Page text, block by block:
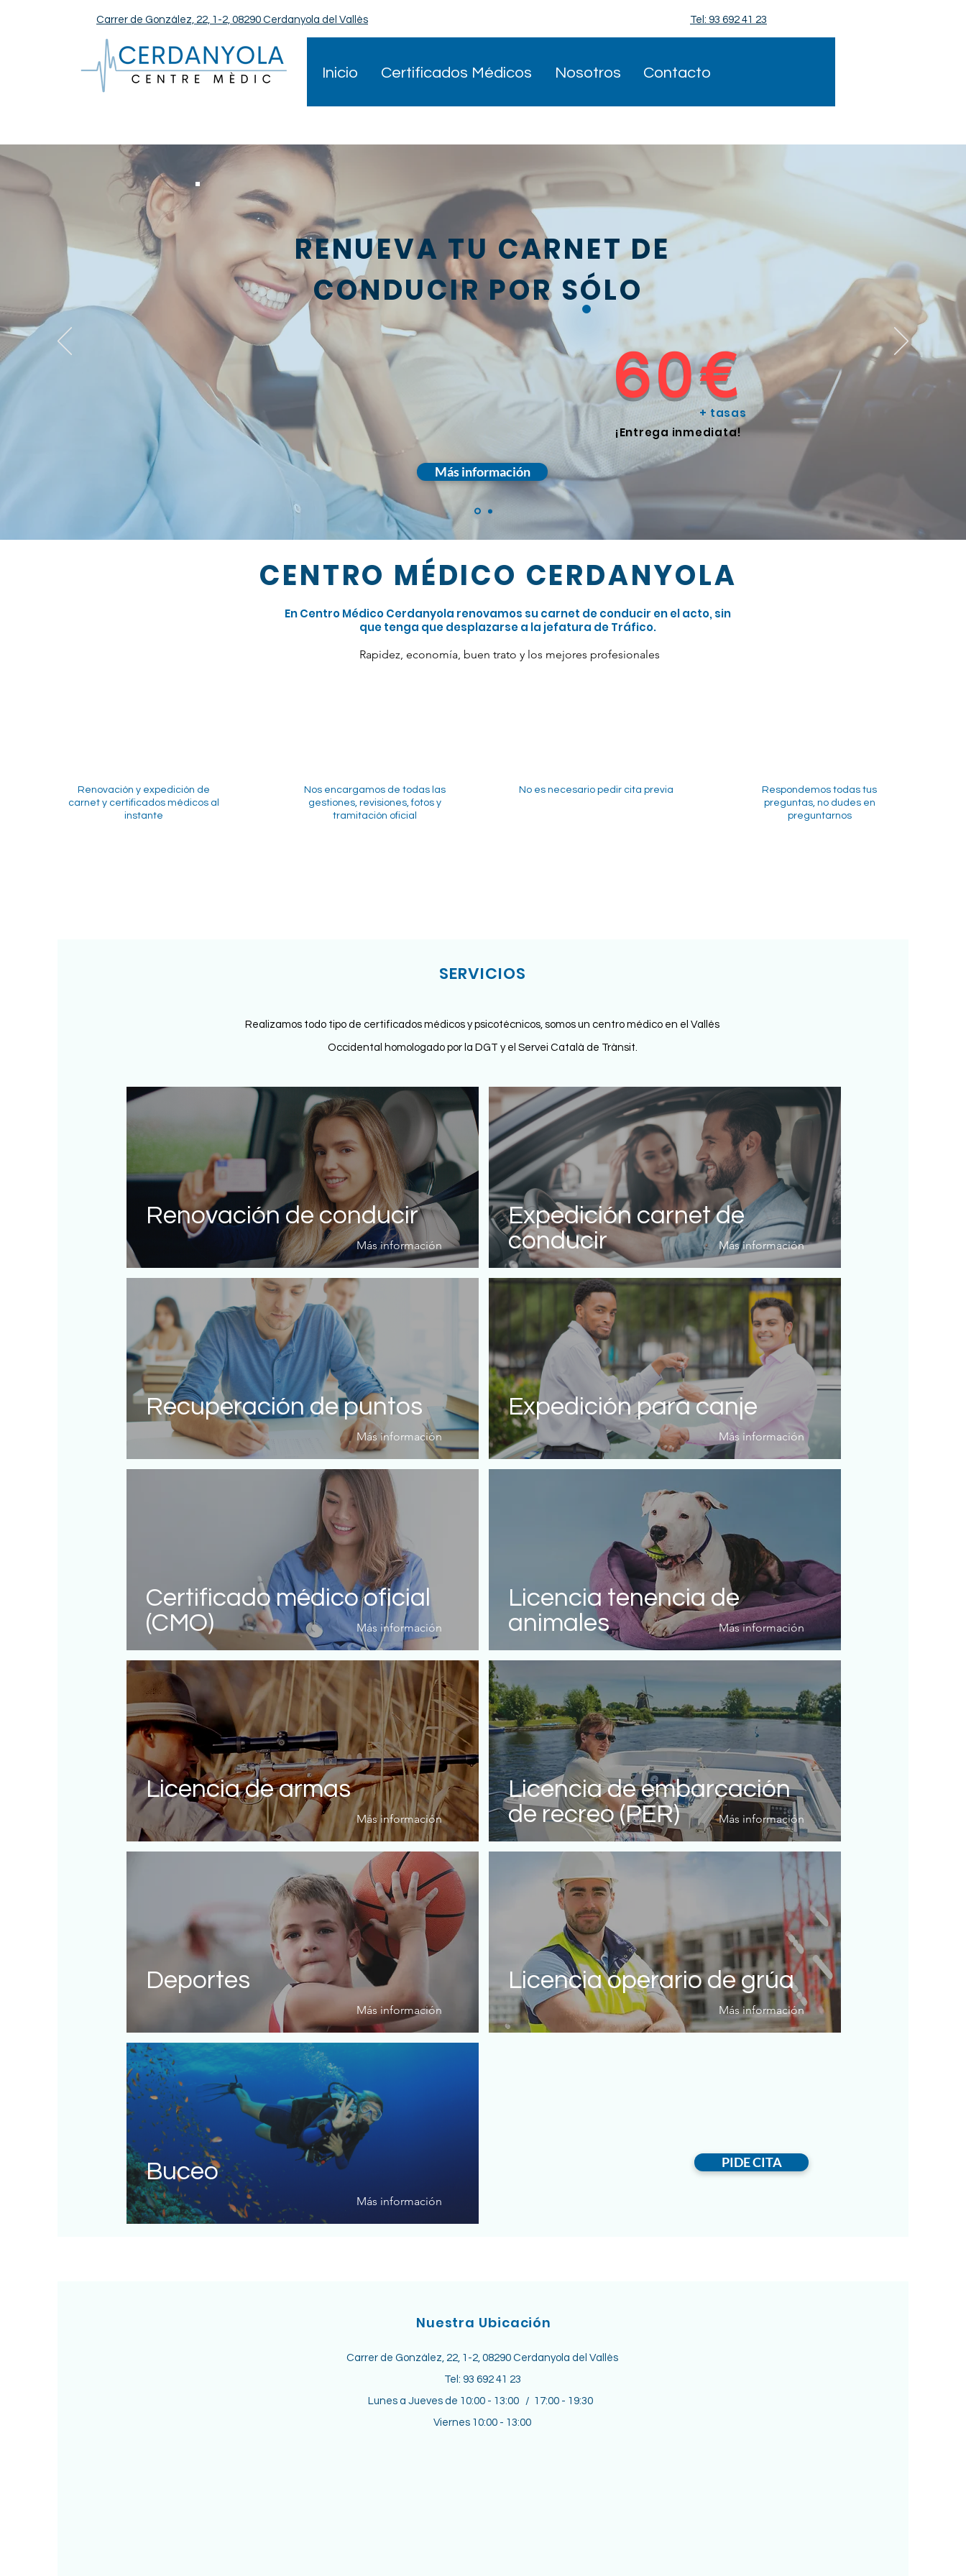
Carrer de González, 22, 1-2, 08290 Cerdanyola del Vallès Tel: 93 692 41 23
Inicio Certificados Médicos Nosotros Contacto
RENUEVA TU CARNET DE
CONDUCIR POR SÓLO
+ tasas
60€
¡Entrega inmediata!
Más información
CENTRO MÉDICO CERDANYOLA
En Centro Médico Cerdanyola renovamos su carnet de conducir en el acto, sin
que tenga que desplazarse a la jefatura de Tráfico.
Rapidez, economía, buen trato y los mejores profesionales
Renovación y expedición de
carnet y certificados médicos al
instante
Nos encargamos de todas las
gestiones, revisiones, fotos y
tramitación oficial
No es necesario pedir cita previa
Respondemos todas tus
preguntas, no dudes en
preguntarnos
SERVICIOS
Realizamos todo tipo de certificados médicos y psicotécnicos, somos un centro médico en el Vallés
Occidental homologado por la DGT y el Servei Català de Trànsit.
Renovación de conducir
Más información
Recuperación de puntos
Más información
Certificado médico oficial
(CMO)
Más información
Licencia de armas
Más información
Deportes
Más información
Buceo
Más información
Expedición carnet de
conducir
Más información
Expedición para canje
Más información
Licencia tenencia de
animales
Más información
Licencia de embarcación
de recreo (PER)
Más información
Licencia operario de grúa
Más información
PIDE CITA
Nuestra Ubicación
Carrer de González, 22, 1-2, 08290 Cerdanyola del Vallès
Tel: 93 692 41 23
Lunes a Jueves de 10:00 - 13:00 / 17:00 - 19:30
Viernes 10:00 - 13:00